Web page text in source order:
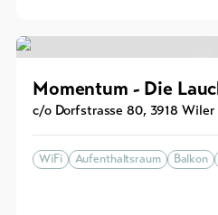
Momentum - Die
c/o Dorfstrasse 80, 3918 Wiler
WiFi Aufenthaltsraum Balkon